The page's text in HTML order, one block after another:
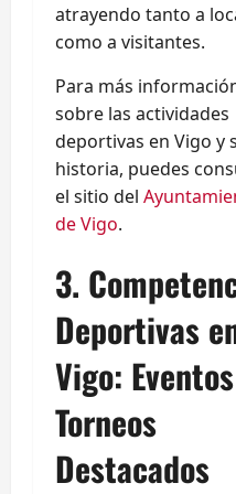
atrayendo tanto a
como a visitantes.
Para más
sobre las actividades
deportivas en Vigo y
historia, puedes
el sitio del
de Vigo.
3.
Deportivas
Vigo:
Torneos
Destacados